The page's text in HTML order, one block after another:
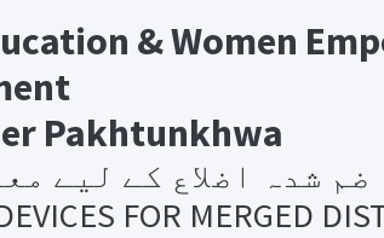
& Women
Pakhtunkhwa
ضم شدہ اضلاع کے لیے
FOR MERGED